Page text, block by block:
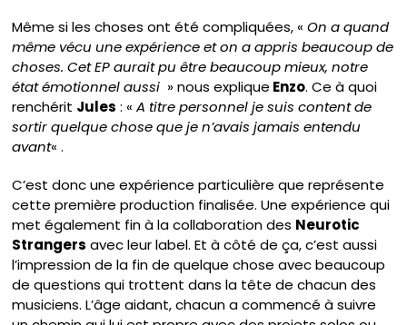
Même si les choses ont été compliquées, «On a quand
même vécu une expérience et on a appris beaucoup de
choses. Cet EP aurait pu être beaucoup mieux, notre
état émotionnel aussi » nous explique Enzo. Ce à quoi
renchérit Jules : «A titre personnel je suis content de
sortir quelque chose que je n’avais jamais entendu
avant« .
C’est donc une expérience particulière que représente
cette première production finalisée. Une expérience qui
met également fin à la collaboration des Neurotic
Strangers avec leur label. Et à côté de ça, c’est aussi
l’impression de la fin de quelque chose avec beaucoup
de questions qui trottent dans la tête de chacun des
musiciens. L’âge aidant, chacun a commencé à suivre